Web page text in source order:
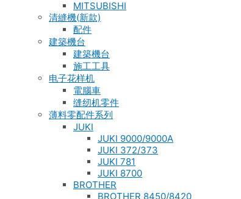
MITSUBISHI
清縫機(新款)
配件
建築機台
建築機台
施工工具
电子花样机
電腦車
缝纫机零件
薄料零配件系列
JUKI
JUKI 9000/9000A
JUKI 372/373
JUKI 781
JUKI 8700
BROTHER
BROTHER 8450/8420